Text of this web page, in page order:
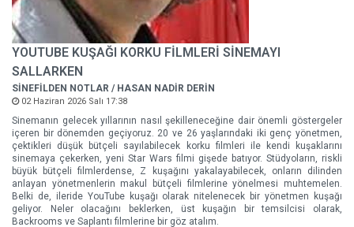
YOUTUBE KUŞAĞI KORKU FİLMLERİ SİNEMAYI
SALLARKEN
SİNEFİLDEN NOTLAR / HASAN NADİR DERİN
02 Haziran 2026 Salı 17:38
Sinemanın gelecek yıllarının nasıl şekilleneceğine dair önemli göstergeler
içeren bir dönemden geçiyoruz. 20 ve 26 yaşlarındaki iki genç yönetmen,
çektikleri düşük bütçeli sayılabilecek korku filmleri ile kendi kuşaklarını
sinemaya çekerken, yeni Star Wars filmi gişede batıyor. Stüdyoların, riskli
büyük bütçeli filmlerdense, Z kuşağını yakalayabilecek, onların dilinden
anlayan yönetmenlerin makul bütçeli filmlerine yönelmesi muhtemelen.
Belki de, ileride YouTube kuşağı olarak nitelenecek bir yönetmen kuşağı
geliyor. Neler olacağını beklerken, üst kuşağın bir temsilcisi olarak,
Backrooms ve Saplantı filmlerine bir göz atalım.